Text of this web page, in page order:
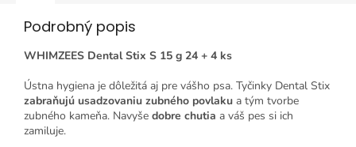
Podrobný popis
WHIMZEES Dental Stix S 15 g 24 + 4 ks
Ústna hygiena je dôležitá aj pre vášho psa. Tyčinky Dental Stix
zabraňujú usadzovaniu zubného povlaku a tým tvorbe
zubného kameňa. Navyše dobre chutia a váš pes si ich
zamiluje.